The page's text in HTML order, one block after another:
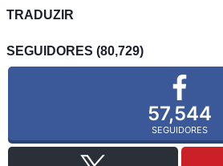
TRADUZIR
SEGUIDORES (80,729)
57,544
SEGUIDORES